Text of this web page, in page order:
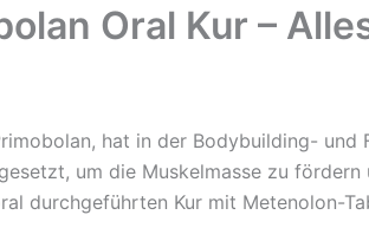
Oral Kur –
hat in der Bodybuilding-
um die Muskelmasse zu
durchgeführten Kur mit Metenolon-